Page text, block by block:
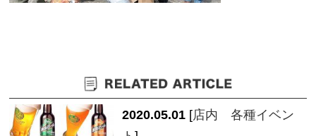
2020.05.01 [店内 各種イベン